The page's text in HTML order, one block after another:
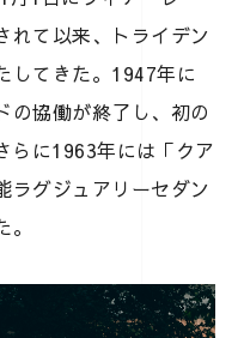
れて以来、トライデン
してきた。1947年に
の協働が終了し、初の
らに1963年には「クア
ラグジュアリーセダン